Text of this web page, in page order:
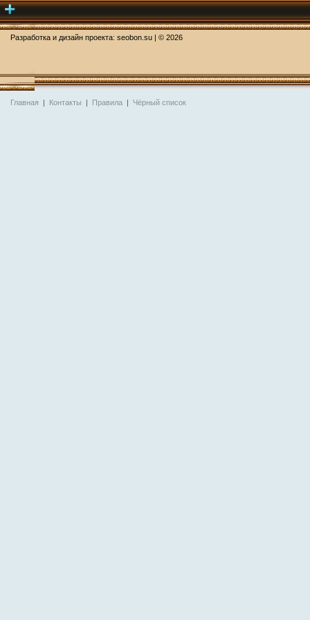
Разработка и дизайн проекта: seobon.su | © 2026
Главная | Контакты | Правила | Чёрный список